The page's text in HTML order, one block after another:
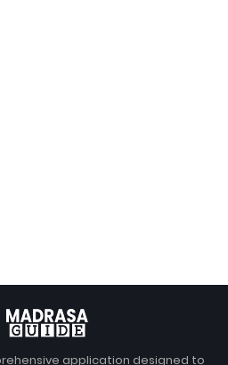
application designed to